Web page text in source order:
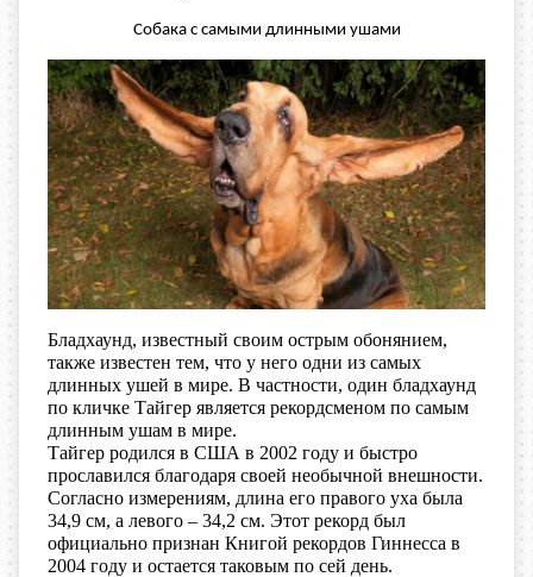
Собака с самыми длинными ушами
Бладхаунд, известный своим острым обонянием,
также известен тем, что у него одни из самых
длинных ушей в мире. В частности, один бладхаунд
по кличке Тайгер является рекордсменом по самым
длинным ушам в мире.
Тайгер родился в США в 2002 году и быстро
прославился благодаря своей необычной внешности.
Согласно измерениям, длина его правого уха была
34,9 см, а левого – 34,2 см. Этот рекорд был
официально признан Книгой рекордов Гиннесса в
2004 году и остается таковым по сей день.